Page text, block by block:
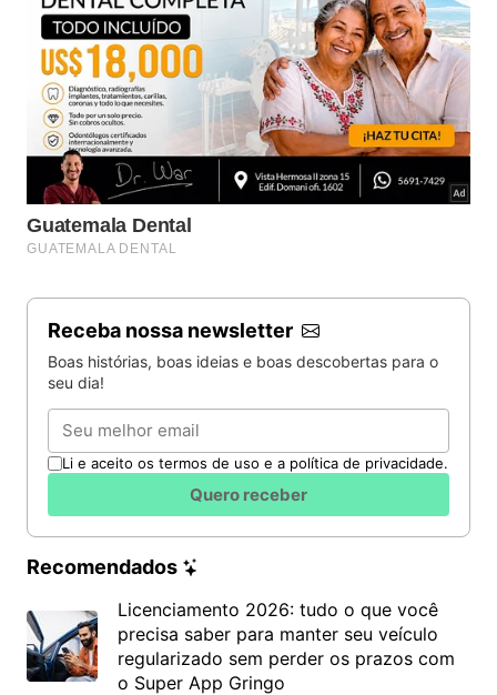
Receba nossa newsletter
Boas histórias, boas ideias e boas descobertas para o
seu dia!
Email
Li e aceito os termos de uso e a política de privacidade.
Quero receber
Recomendados
Licenciamento 2026: tudo o que você
precisa saber para manter seu veículo
regularizado sem perder os prazos com
o Super App Gringo